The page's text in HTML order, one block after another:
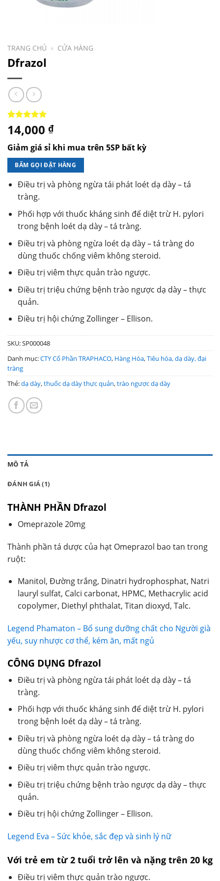
TRANG CHỦ » CỬA HÀNG
Dfrazol
5.00
trên 5
dựa trên
1
đánh giá
14,000 ₫
Giảm giá sỉ khi mua trên 5SP bất kỳ
BẤM GỌI ĐẶT HÀNG
Điều trị và phòng ngừa tái phát loét dạ dày – tá
tràng.
Phối hợp với thuốc kháng sinh để diệt trừ H. pylori
trong bệnh loét dạ dày – tá tràng.
Điều trị và phòng ngừa loét dạ dày – tá tràng do
dùng thuốc chống viêm không steroid.
Điều trị viêm thực quản trào ngược.
Điều trị triệu chứng bệnh trào ngược dạ dày – thực
quản.
Điều trị hội chứng Zollinger – Ellison.
SKU:SP000048
Danh mục:CTY Cổ Phần TRAPHACO, Hàng Hóa,Tiêu hóa, dạ dày, đại
tràng
Thẻ:dạ dày,thuốc dạ dày thực quản,trào ngược dạ dày
MÔ TẢ
ĐÁNH GIÁ (1)
THÀNH PHẦN Dfrazol
Omeprazole 20mg
Thành phần tá dược của hạt Omeprazol bao tan trong
ruột:
Manitol, Đường trắng, Dinatri hydrophosphat, Natri
lauryl sulfat, Calci carbonat, HPMC, Methacrylic acid
copolymer, Diethyl phthalat, Titan dioxyd, Talc.
Legend Phamaton – Bổ sung dưỡng chất cho Người già
yếu, suy nhược cơ thể, kém ăn, mất ngủ
CÔNG DỤNG Dfrazol
Điều trị và phòng ngừa tái phát loét dạ dày – tá
tràng.
Phối hợp với thuốc kháng sinh để diệt trừ H. pylori
trong bệnh loét dạ dày – tá tràng.
Điều trị và phòng ngừa loét dạ dày – tá tràng do
dùng thuốc chống viêm không steroid.
Điều trị viêm thực quản trào ngược.
Điều trị triệu chứng bệnh trào ngược dạ dày – thực
quản.
Điều trị hội chứng Zollinger – Ellison.
Legend Eva – Sức khỏe, sắc đẹp và sinh lý nữ
Với trẻ em từ 2 tuổi trở lên và nặng trên 20 kg
Điều trị viêm thực quản trào ngược.